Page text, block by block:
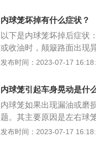
定型球笼式万向节，特点
不会产生轴向位移，另一
中，主从动轴之间不仅能
内球笼坏掉有什么症状？
以下是内球笼坏掉后症状
或收油时，颠簸路面出现
异常明显；行驶的时候方
损坏主要是表现在钢珠卡
如果车辆失去动力无法行
定要及时的维修和更换。
发布时间：2023-07-17
内球笼引起车身晃动是什
内球笼如果出现漏油或磨
题。其主要原因是左右球
辆在行驶时就会出现晃动
发布时间：2023-07-17